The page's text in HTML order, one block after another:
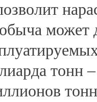
тонн